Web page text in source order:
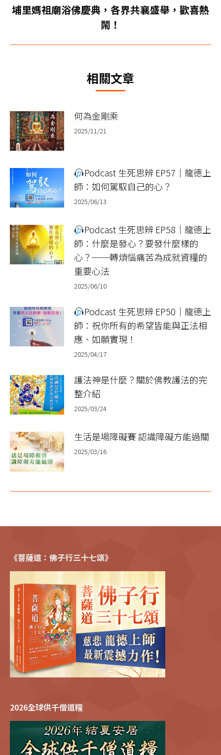
航
文
章：
下
一
篇
章：
埔里媽祖廟浴佛慶典，各界共襄盛舉，歡喜熱
鬧！
相關文章
何為金剛乘
2025/11/21
Podcast 生死思辨 EP57｜龍德上
師：如何駕馭自己的心？
2025/06/13
Podcast 生死思辨 EP58｜龍德上
師：什麼是發心？要發什麼樣的
心？──轉煩惱痛苦為成就資糧的
重要心法
2025/06/10
Podcast 生死思辨 EP50｜龍德上
師：祝你所有的希望皆能與正法相
應、如願實現！
2025/04/17
護法神是什麼？關於佛教護法的完
整介紹
2025/03/24
生活是場障礙賽 認識障礙方能過關
2025/03/16
《菩薩道：佛子行三十七頌》
2026全球供千僧道糧